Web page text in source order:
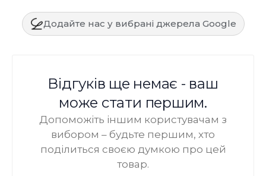
Додайте нас у вибрані джерела Google
Відгуків ще немає - ваш
може стати першим.
Допоможіть іншим користувачам з
вибором – будьте першим, хто
поділиться своєю думкою про цей
товар.